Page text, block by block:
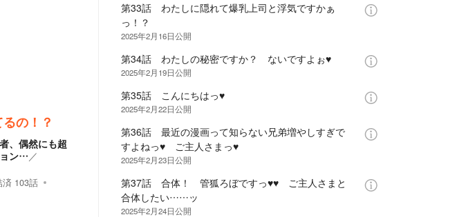
の！？
、偶然にも超
ン…／
済 103話
第33話 わたしに隠れて爆乳上司と浮気ですかぁ
っ！？
2025年2月16日公開
第34話 わたしの秘密ですか？ ないですよぉ♥
2025年2月19日公開
第35話 こんにちはっ♥
2025年2月22日公開
第36話 最近の漫画って知らない兄弟増やしすぎで
すよねっ♥ ご主人さまっ♥
2025年2月23日公開
第37話 合体！ 管狐ろぼですっ♥♥ ご主人さまと
合体したい……ッ
2025年2月24日公開